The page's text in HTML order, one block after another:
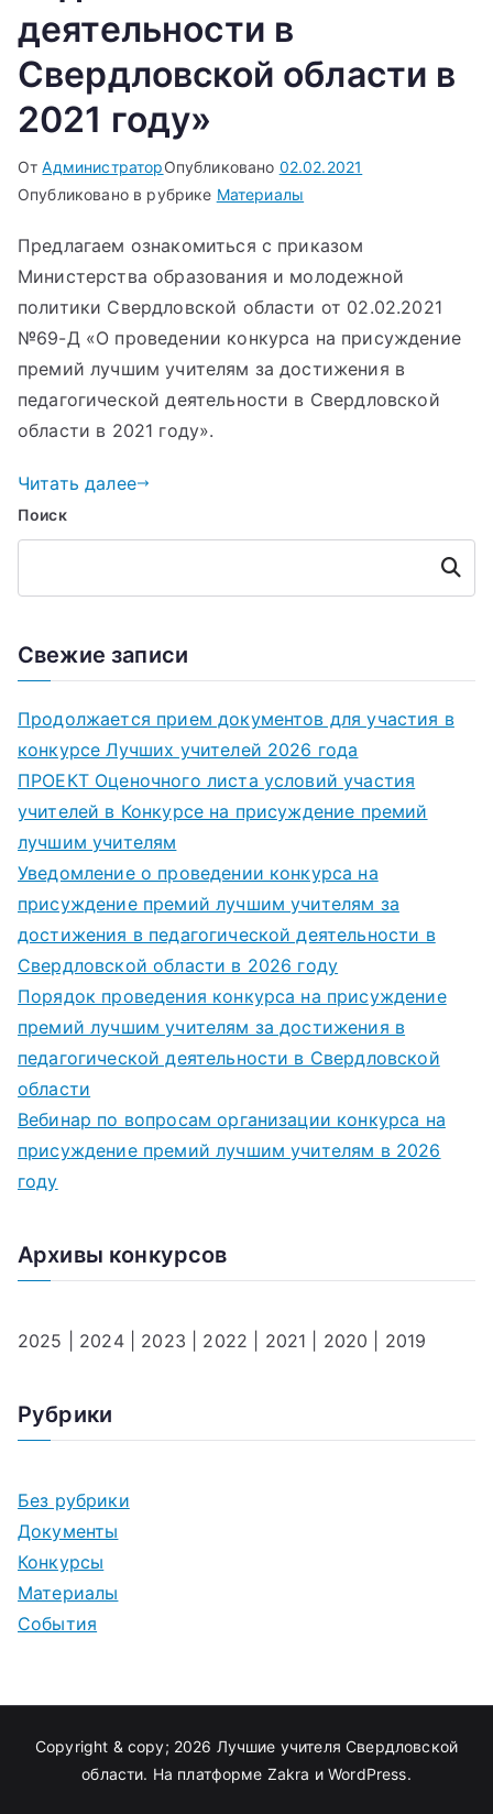
деятельности в
Свердловской области в
2021 году»
ОтАдминистраторОпубликовано 02.02.2021
Опубликовано в рубрике Материалы
Предлагаем ознакомиться с приказом
Министерства образования и молодежной
политики Свердловской области от 02.02.2021
№69-Д «О проведении конкурса на присуждение
премий лучшим учителям за достижения в
педагогической деятельности в Свердловской
области в 2021 году».
Читать далее
Поиск
Поиск
Свежие записи
Продолжается прием документов для участия в
конкурсе Лучших учителей 2026 года
ПРОЕКТ Оценочного листа условий участия
учителей в Конкурсе на присуждение премий
лучшим учителям
Уведомление о проведении конкурса на
присуждение премий лучшим учителям за
достижения в педагогической деятельности в
Свердловской области в 2026 году
Порядок проведения конкурса на присуждение
премий лучшим учителям за достижения в
педагогической деятельности в Свердловской
области
Вебинар по вопросам организации конкурса на
присуждение премий лучшим учителям в 2026
году
Архивы конкурсов
2025 2024 2023 2022 2021 2020 2019
Рубрики
Без рубрики
Документы
Конкурсы
Материалы
События
Copyright & copy; 2026 Лучшие учителя Свердловской
области. На платформе Zakra иWordPress.